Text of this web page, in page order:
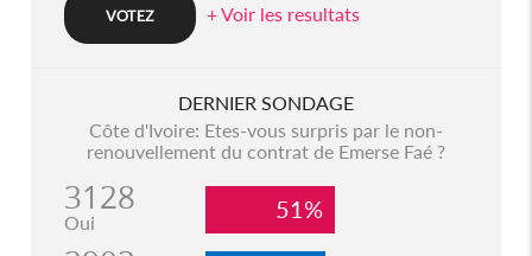
+ Voir les resultats
DERNIER SONDAGE
Côte d'Ivoire: Etes-vous surpris par le non-
renouvellement du contrat de Emerse Faé ?
3128
Oui 51%